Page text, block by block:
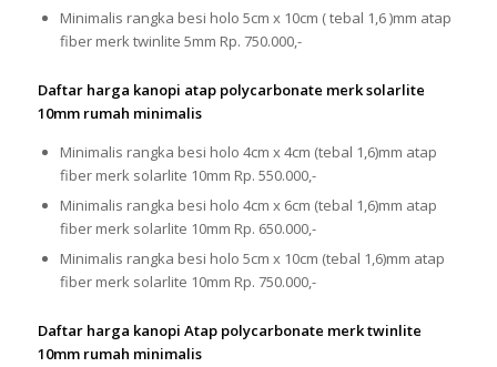
Minimalis rangka besi holo 5cm x 10cm ( tebal 1,6 )mm atap
fiber merk twinlite 5mm Rp. 750.000,-
Daftar harga kanopi atap polycarbonate merk solarlite
10mm rumah minimalis
Minimalis rangka besi holo 4cm x 4cm (tebal 1,6)mm atap
fiber merk solarlite 10mm Rp. 550.000,-
Minimalis rangka besi holo 4cm x 6cm (tebal 1,6)mm atap
fiber merk solarlite 10mm Rp. 650.000,-
Minimalis rangka besi holo 5cm x 10cm (tebal 1,6)mm atap
fiber merk solarlite 10mm Rp. 750.000,-
Daftar harga kanopi Atap polycarbonate merk twinlite
10mm rumah minimalis